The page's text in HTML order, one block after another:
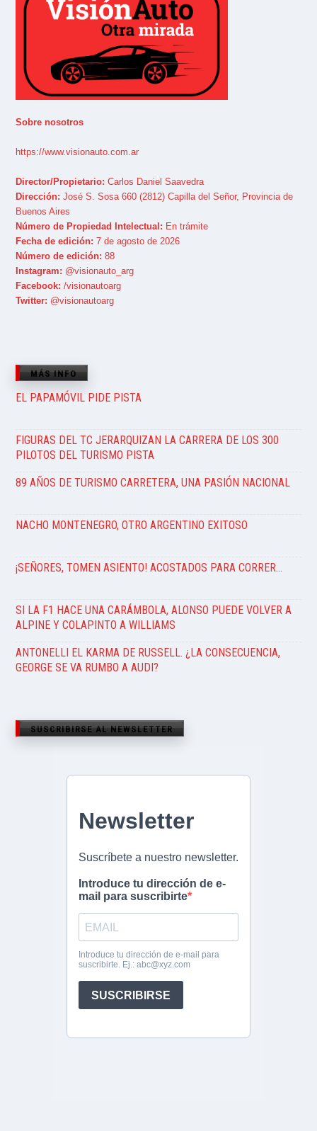
Sobre nosotros
https://www.visionauto.com.ar
Director/Propietario: Carlos Daniel Saavedra
Dirección: José S. Sosa 660 (2812) Capilla del Señor, Provincia de
Buenos Aires
Número de Propiedad Intelectual: En trámite
Fecha de edición: 7 de agosto de 2026
Número de edición: 88
Instagram: @visionauto_arg
Facebook: /visionautoarg
Twitter: @visionautoarg
MÁS INFO
EL PAPAMÓVIL PIDE PISTA
FIGURAS DEL TC JERARQUIZAN LA CARRERA DE LOS 300
PILOTOS DEL TURISMO PISTA
89 AÑOS DE TURISMO CARRETERA, UNA PASIÓN NACIONAL
NACHO MONTENEGRO, OTRO ARGENTINO EXITOSO
¡SEÑORES, TOMEN ASIENTO! ACOSTADOS PARA CORRER…
SI LA F1 HACE UNA CARÁMBOLA, ALONSO PUEDE VOLVER A
ALPINE Y COLAPINTO A WILLIAMS
ANTONELLI EL KARMA DE RUSSELL. ¿LA CONSECUENCIA,
GEORGE SE VA RUMBO A AUDI?
SUSCRIBIRSE AL NEWSLETTER